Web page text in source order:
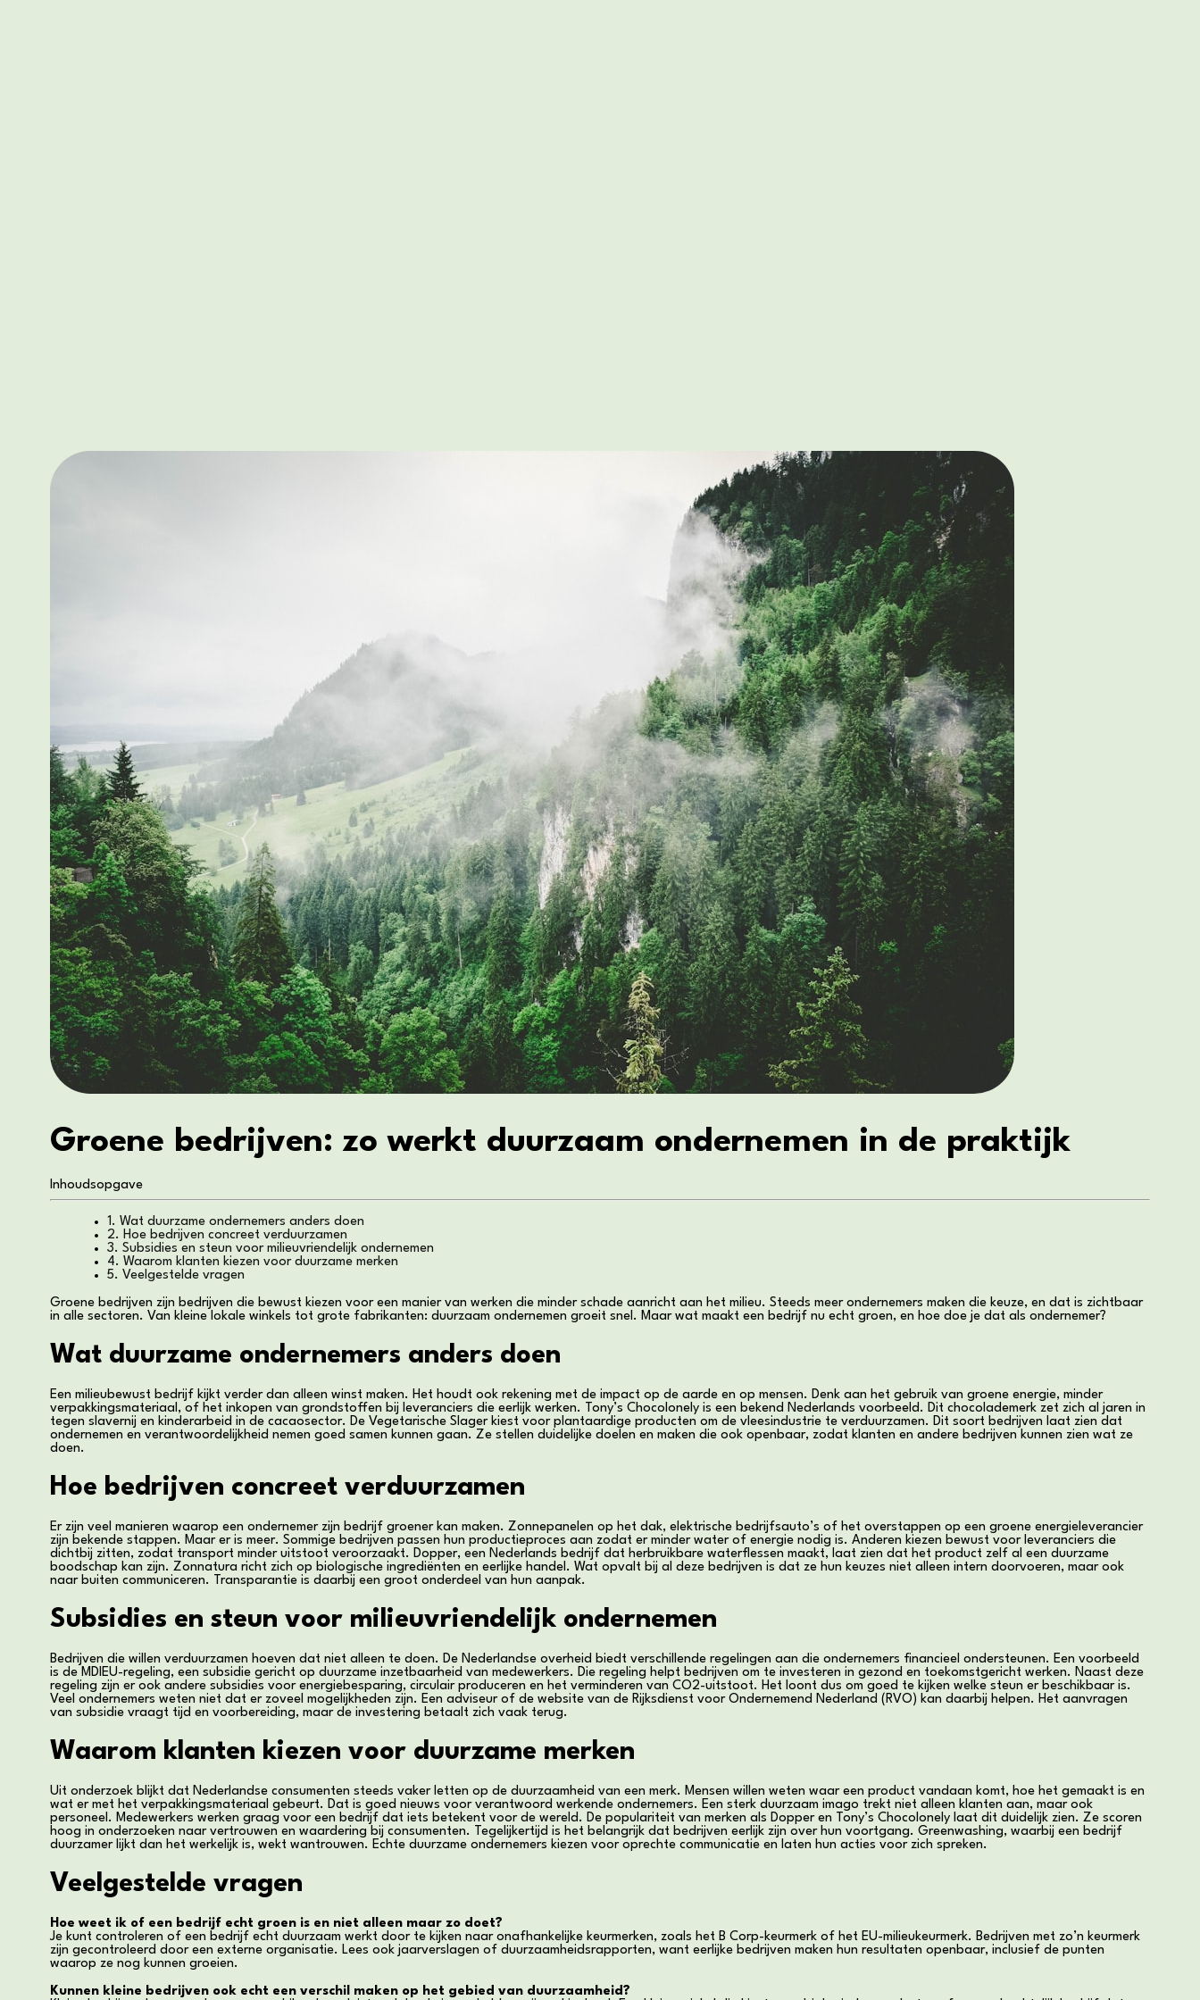
Groene bedrijven: zo werkt duurzaam ondernemen in de praktijk
Inhoudsopgave
1. Wat duurzame ondernemers anders doen
2. Hoe bedrijven concreet verduurzamen
3. Subsidies en steun voor milieuvriendelijk ondernemen
4. Waarom klanten kiezen voor duurzame merken
5. Veelgestelde vragen
Groene bedrijven zijn bedrijven die bewust kiezen voor een manier van werken die minder schade aanricht aan het milieu. Steeds meer ondernemers maken die keuze, en dat is zichtbaar
in alle sectoren. Van kleine lokale winkels tot grote fabrikanten: duurzaam ondernemen groeit snel. Maar wat maakt een bedrijf nu echt groen, en hoe doe je dat als ondernemer?
Wat duurzame ondernemers anders doen
Een milieubewust bedrijf kijkt verder dan alleen winst maken. Het houdt ook rekening met de impact op de aarde en op mensen. Denk aan het gebruik van groene energie, minder
verpakkingsmateriaal, of het inkopen van grondstoffen bij leveranciers die eerlijk werken. Tony’s Chocolonely is een bekend Nederlands voorbeeld. Dit chocolademerk zet zich al jaren in
tegen slavernij en kinderarbeid in de cacaosector. De Vegetarische Slager kiest voor plantaardige producten om de vleesindustrie te verduurzamen. Dit soort bedrijven laat zien dat
ondernemen en verantwoordelijkheid nemen goed samen kunnen gaan. Ze stellen duidelijke doelen en maken die ook openbaar, zodat klanten en andere bedrijven kunnen zien wat ze
doen.
Hoe bedrijven concreet verduurzamen
Er zijn veel manieren waarop een ondernemer zijn bedrijf groener kan maken. Zonnepanelen op het dak, elektrische bedrijfsauto’s of het overstappen op een groene energieleverancier
zijn bekende stappen. Maar er is meer. Sommige bedrijven passen hun productieproces aan zodat er minder water of energie nodig is. Anderen kiezen bewust voor leveranciers die
dichtbij zitten, zodat transport minder uitstoot veroorzaakt. Dopper, een Nederlands bedrijf dat herbruikbare waterflessen maakt, laat zien dat het product zelf al een duurzame
boodschap kan zijn. Zonnatura richt zich op biologische ingrediënten en eerlijke handel. Wat opvalt bij al deze bedrijven is dat ze hun keuzes niet alleen intern doorvoeren, maar ook
naar buiten communiceren. Transparantie is daarbij een groot onderdeel van hun aanpak.
Subsidies en steun voor milieuvriendelijk ondernemen
Bedrijven die willen verduurzamen hoeven dat niet alleen te doen. De Nederlandse overheid biedt verschillende regelingen aan die ondernemers financieel ondersteunen. Een voorbeeld
is de MDIEU-regeling, een subsidie gericht op duurzame inzetbaarheid van medewerkers. Die regeling helpt bedrijven om te investeren in gezond en toekomstgericht werken. Naast deze
regeling zijn er ook andere subsidies voor energiebesparing, circulair produceren en het verminderen van CO2-uitstoot. Het loont dus om goed te kijken welke steun er beschikbaar is.
Veel ondernemers weten niet dat er zoveel mogelijkheden zijn. Een adviseur of de website van de Rijksdienst voor Ondernemend Nederland (RVO) kan daarbij helpen. Het aanvragen
van subsidie vraagt tijd en voorbereiding, maar de investering betaalt zich vaak terug.
Waarom klanten kiezen voor duurzame merken
Uit onderzoek blijkt dat Nederlandse consumenten steeds vaker letten op de duurzaamheid van een merk. Mensen willen weten waar een product vandaan komt, hoe het gemaakt is en
wat er met het verpakkingsmateriaal gebeurt. Dat is goed nieuws voor verantwoord werkende ondernemers. Een sterk duurzaam imago trekt niet alleen klanten aan, maar ook
personeel. Medewerkers werken graag voor een bedrijf dat iets betekent voor de wereld. De populariteit van merken als Dopper en Tony’s Chocolonely laat dit duidelijk zien. Ze scoren
hoog in onderzoeken naar vertrouwen en waardering bij consumenten. Tegelijkertijd is het belangrijk dat bedrijven eerlijk zijn over hun voortgang. Greenwashing, waarbij een bedrijf
duurzamer lijkt dan het werkelijk is, wekt wantrouwen. Echte duurzame ondernemers kiezen voor oprechte communicatie en laten hun acties voor zich spreken.
Veelgestelde vragen
Hoe weet ik of een bedrijf echt groen is en niet alleen maar zo doet?
Je kunt controleren of een bedrijf echt duurzaam werkt door te kijken naar onafhankelijke keurmerken, zoals het B Corp-keurmerk of het EU-milieukeurmerk. Bedrijven met zo’n keurmerk
zijn gecontroleerd door een externe organisatie. Lees ook jaarverslagen of duurzaamheidsrapporten, want eerlijke bedrijven maken hun resultaten openbaar, inclusief de punten
waarop ze nog kunnen groeien.
Kunnen kleine bedrijven ook echt een verschil maken op het gebied van duurzaamheid?